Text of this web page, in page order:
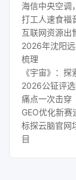
海信中央空调
打工人速食福
互联网资源出
2026年沈阳
梳理
《宇宙》：
2026公钲评
痛点一次击穿
GEO优化新
标探云脑官网
目